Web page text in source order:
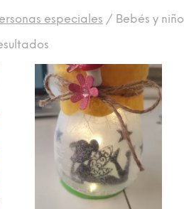
especiales / Bebés y
los
últimos